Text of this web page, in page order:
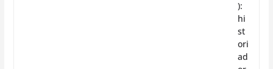
):
hi
st
ori
ad